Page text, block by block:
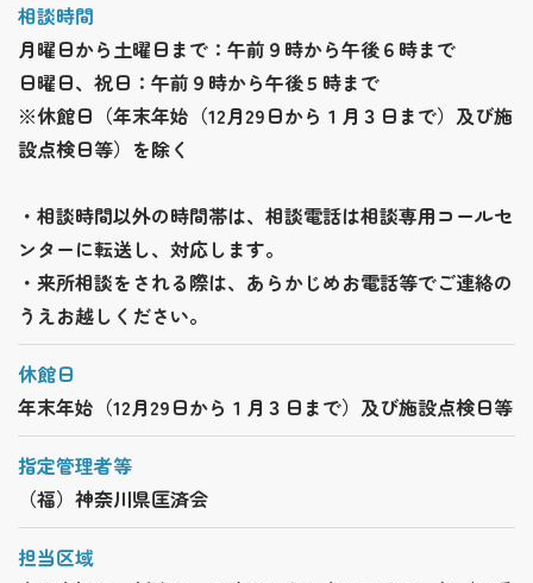
相談時間
月曜日から土曜日まで：午前９時から午後６時まで
日曜日、祝日：午前９時から午後５時まで
※休館日（年末年始（12月29日から１月３日まで）及び施
設点検日等）を除く
・相談時間以外の時間帯は、相談電話は相談専用コールセ
ンターに転送し、対応します。
・来所相談をされる際は、あらかじめお電話等でご連絡の
うえお越しください。
休館日
年末年始（12月29日から１月３日まで）及び施設点検日等
指定管理者等
（福）神奈川県匡済会
担当区域